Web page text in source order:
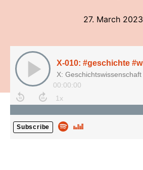
27. March 2023
00:00:00
Subscribe